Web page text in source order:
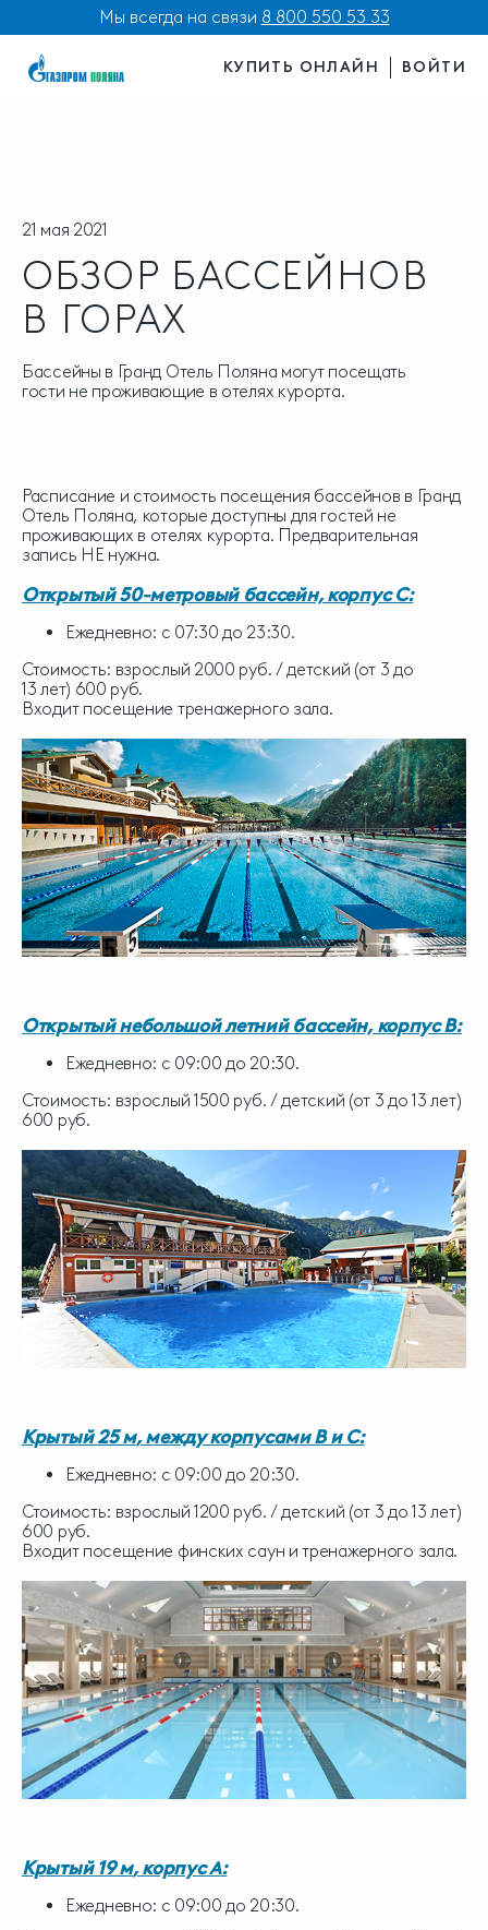
Мы всегда на связи 8 800 550 53 33
КУПИТЬ ОНЛАЙН ВОЙТИ
21 мая 2021
ОБЗОР БАССЕЙНОВ
В ГОРАХ
Бассейны в Гранд Отель Поляна могут посещать
гости не проживающие в отелях курорта.
Расписание и стоимость посещения бассейнов в Гранд
Отель Поляна, которые доступны для гостей не
проживающих в отелях курорта. Предварительная
запись НЕ нужна.
Открытый 50-метровый бассейн, корпус С:
Ежедневно: с 07:30 до 23:30.
Стоимость: взрослый 2000 руб. / детский (от 3 до
13 лет) 600 руб.
Входит посещение тренажерного зала.
Открытый небольшой летний бассейн, корпус В:
Ежедневно: с 09:00 до 20:30.
Стоимость: взрослый 1500 руб. / детский (от 3 до 13 лет)
600 руб.
Крытый 25м, между корпусами В и С:
Ежедневно: с 09:00 до 20:30.
Стоимость: взрослый 1200 руб. / детский (от 3 до 13 лет)
600 руб.
Входит посещение финских саун и тренажерного зала.
Крытый 19 м, корпусА:
Ежедневно: с 09:00 до 20:30.